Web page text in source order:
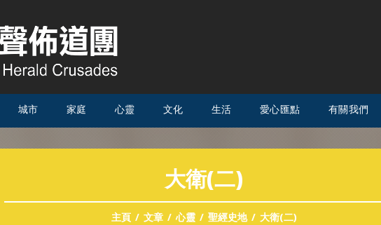
城市 家庭 心靈 文化 生活 愛心匯點 有關我們
大衛(二)
主頁 文章 心靈 聖經史地 大衛(二)